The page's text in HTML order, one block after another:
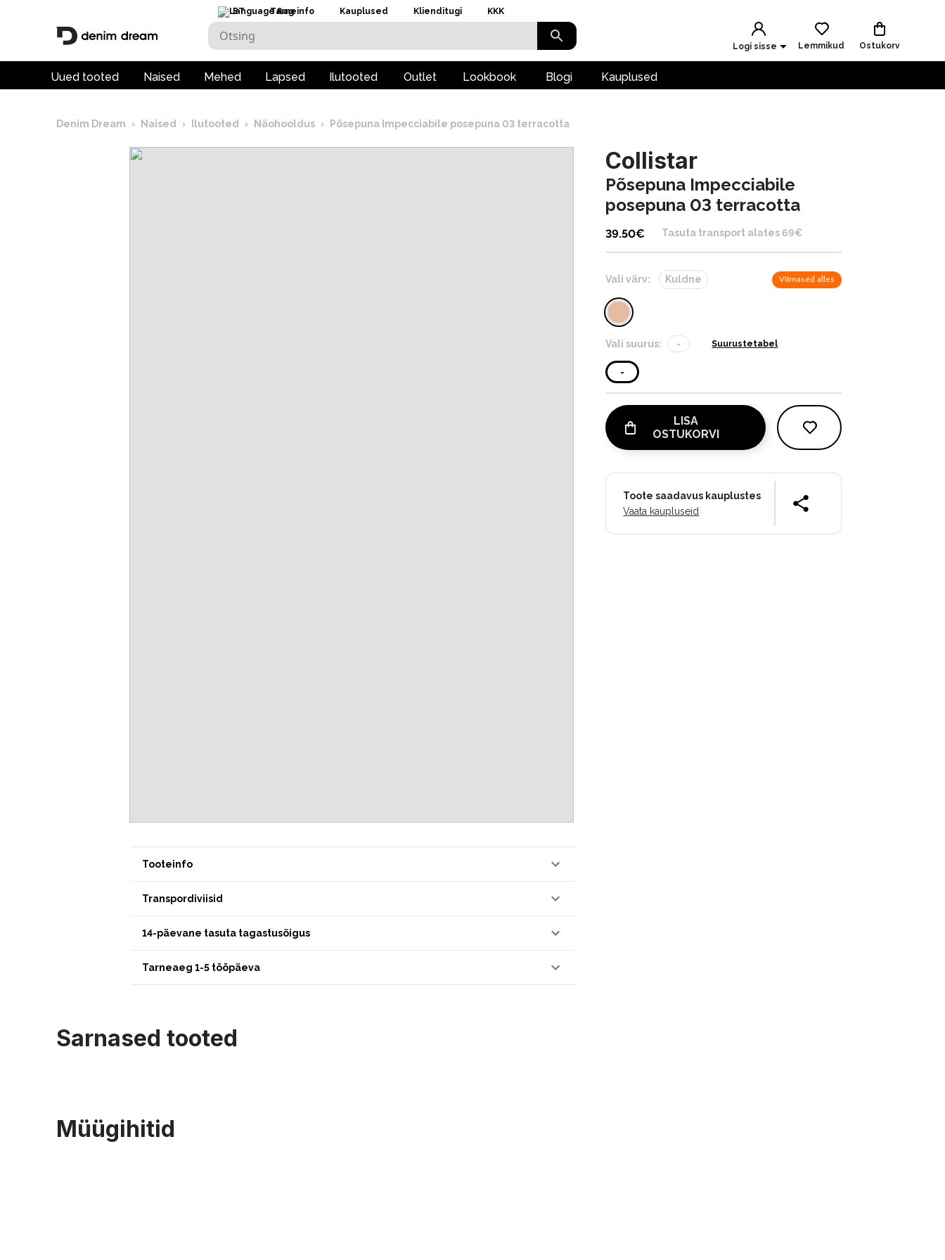
ET Tarneinfo Kauplused Klienditugi KKK
Logi sisse Lemmikud Ostukorv
Uued tooted Naised Mehed Lapsed Ilutooted Outlet Lookbook Blogi Kauplused
Denim Dream › Naised › Ilutooted › Näohooldus › Põsepuna Impecciabile posepuna 03 terracotta
Tooteinfo
Transpordiviisid
14-päevane tasuta tagastusõigus
Tarneaeg 1-5 tööpäeva
Collistar
Põsepuna Impecciabile
posepuna 03 terracotta
39.50€ Tasuta transport alates 69€
Vali värv: Kuldne Viimased alles
Vali suurus: - Suurustetabel
-
LISA
OSTUKORVI
Toote saadavus kauplustes
Vaata kaupluseid
Sarnased tooted
Müügihitid